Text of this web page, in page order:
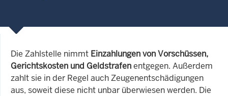
Die Zahlstelle nimmt Einzahlungen von Vorschüssen,
Gerichtskosten und Geldstrafenentgegen. Außerdem
zahlt sie in der Regel auch Zeugenentschädigungen
aus, soweit diese nicht unbar überwiesen werden. Die